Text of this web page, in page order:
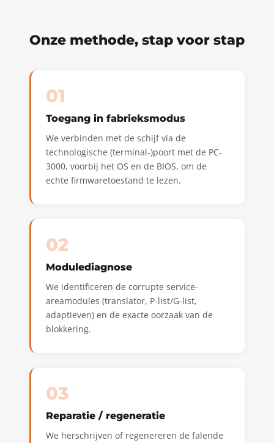
Onze methode, stap voor stap
01
Toegang in fabrieksmodus
We verbinden met de schijf via de
technologische (terminal-)poort met de PC-
3000, voorbij het OS en de BIOS, om de
echte firmwaretoestand te lezen.
02
Modulediagnose
We identificeren de corrupte service-
areamodules (translator, P-list/G-list,
adaptieven) en de exacte oorzaak van de
blokkering.
03
Reparatie / regeneratie
We herschrijven of regenereren de falende